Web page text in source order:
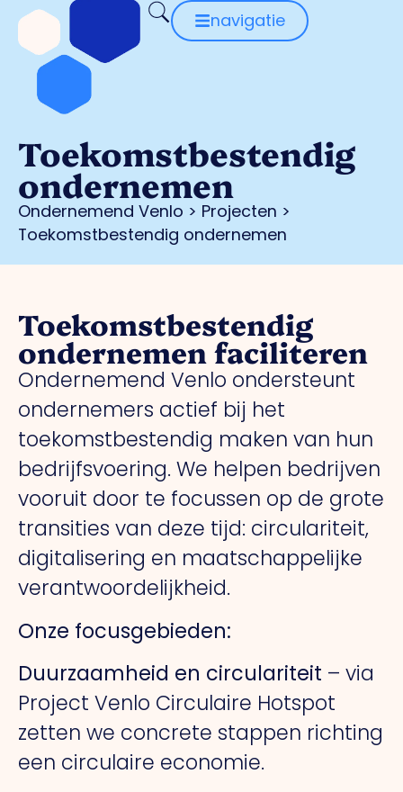
navigatie
Toekomstbestendig
ondernemen
Ondernemend Venlo > Projecten >
Toekomstbestendig ondernemen
Toekomstbestendig
ondernemen faciliteren
Ondernemend Venlo ondersteunt
ondernemers actief bij het
toekomstbestendig maken van hun
bedrijfsvoering. We helpen bedrijven
vooruit door te focussen op de grote
transities van deze tijd: circulariteit,
digitalisering en maatschappelijke
verantwoordelijkheid.
Onze focusgebieden:
Duurzaamheid en circulariteit – via
Project Venlo Circulaire Hotspot
zetten we concrete stappen richting
een circulaire economie.